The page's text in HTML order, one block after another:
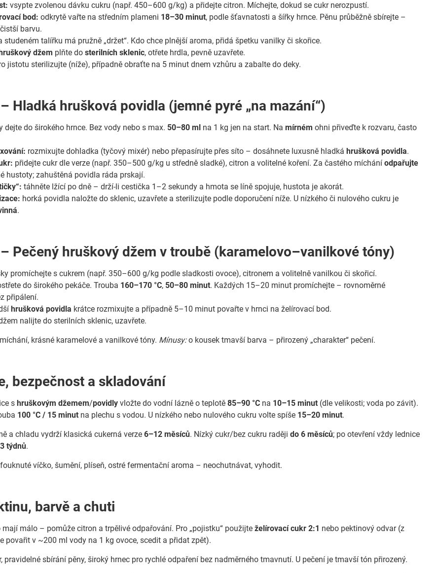
vsypte zvolenou dávku cukru (např. 450–600 g/kg) a přidejte citron. Míchejte, dokud se cukr nerozpustí.
bod: odkrytě vařte na středním plameni 18–30 minut, podle šťavnatosti a šířky hrnce. Pěnu průběžně sbírejte –
barvu.
studeném talířku má pružně „držet“. Kdo chce plnější aroma, přidá špetku vanilky či skořice.
džem plňte dosterilních sklenic, otřete hrdla, pevně uzavřete.
jistotu sterilizujte (níže), případně obraťte na 5 minut dnem vzhůru a zabalte do deky.
Hladká hrušková povidla (jemné pyré „na mazání“)
dejte do širokého hrnce. Bez vody nebo s max. 50–80 ml na 1 kg jen na start. Namírném ohni přiveďte k rozvaru, často
rozmixujte dohladka (tyčový mixér) nebo přepasírujte přes síto – dosáhnete luxusně hladkáhrušková povidla.
přidejte cukr dle verze (např. 350–500 g/kg u středně sladké), citron a volitelné koření. Za častého mícháníodpařujte
hustoty; zahuštěná povidla ráda prskají.
táhněte lžící po dně – drží-li cestička 1–2 sekundy a hmota se líně spojuje, hustota je akorát.
horká povidla naložte do sklenic, uzavřete a sterilizujte podle doporučení níže. U nízkého či nulového cukru je
.
Pečený hruškový džem v troubě (karamelovo–vanilkové tóny)
promíchejte s cukrem (např. 350–600 g/kg podle sladkosti ovoce), citronem a volitelně vanilkou či skořicí.
do širokého pekáče. Trouba 160–170 °C, 50–80 minut. Každých 15–20 minut promíchejte – rovnoměrné
připálení.
hrušková povidla krátce rozmixujte a případně 5–10 minut povařte v hrnci na želírovací bod.
nalijte do sterilních sklenic, uzavřete.
krásné karamelové a vanilkové tóny. Mínusy:o kousek tmavší barva – přirozený „charakter“ pečení.
bezpečnost a skladování
shruškovým džemem/povidly vložte do vodní lázně o teplotě85–90 °C na 10–15 minut (dle velikosti; voda po závit).
100 °C / 15 minut na plechu s vodou. U nízkého nebo nulového cukru volte spíše 15–20 minut.
a chladu vydrží klasická cukerná verze6–12 měsíců. Nízký cukr/bez cukru radějido 6 měsíců; po otevření vždy lednice
týdnů.
víčko, šumění, plíseň, ostré fermentační aroma – neochutnávat, vyhodit.
barvě a chuti
mají málo – pomůže citron a trpělivé odpařování. Pro „pojistku“ použijteželírovací cukr 2:1 nebo pektinový odvar (z
povařit v ~200 ml vody na 1 kg ovoce, scedit a přidat zpět).
pravidelné sbírání pěny, široký hrnec pro rychlé odpaření bez nadměrného tmavnutí. U pečení je tmavší tón přirozený.